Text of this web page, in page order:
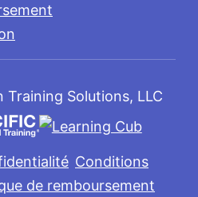
Training Solutions, LLC
Conditions
de remboursement